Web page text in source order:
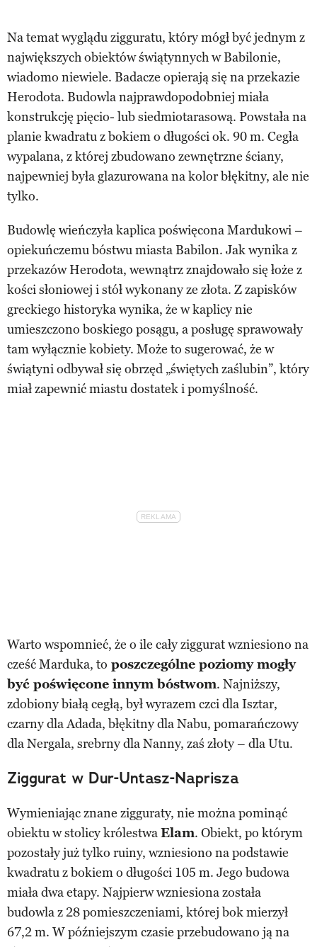
Na temat wyglądu zigguratu, który mógł być jednym z
największych obiektów świątynnych w Babilonie,
wiadomo niewiele. Badacze opierają się na przekazie
Herodota. Budowla najprawdopodobniej miała
konstrukcję pięcio- lub siedmiotarasową. Powstała na
planie kwadratu z bokiem o długości ok. 90 m. Cegła
wypalana, z której zbudowano zewnętrzne ściany,
najpewniej była glazurowana na kolor błękitny, ale nie
tylko.
Budowlę wieńczyła kaplica poświęcona Mardukowi –
opiekuńczemu bóstwu miasta Babilon. Jak wynika z
przekazów Herodota, wewnątrz znajdowało się łoże z
kości słoniowej i stół wykonany ze złota. Z zapisków
greckiego historyka wynika, że w kaplicy nie
umieszczono boskiego posągu, a posługę sprawowały
tam wyłącznie kobiety. Może to sugerować, że w
świątyni odbywał się obrzęd „świętych zaślubin”, który
miał zapewnić miastu dostatek i pomyślność.
Warto wspomnieć, że o ile cały ziggurat wzniesiono na
cześć Marduka, to poszczególne poziomy mogły
być poświęcone innym bóstwom. Najniższy,
zdobiony białą cegłą, był wyrazem czci dla Isztar,
czarny dla Adada, błękitny dla Nabu, pomarańczowy
dla Nergala, srebrny dla Nanny, zaś złoty – dla Utu.
Ziggurat w Dur-Untasz-Naprisza
Wymieniając znane zigguraty, nie można pominąć
obiektu w stolicy królestwaElam. Obiekt, po którym
pozostały już tylko ruiny, wzniesiono na podstawie
kwadratu z bokiem o długości 105 m. Jego budowa
miała dwa etapy. Najpierw wzniesiona została
budowla z 28 pomieszczeniami, której bok mierzył
67,2 m. W późniejszym czasie przebudowano ją na